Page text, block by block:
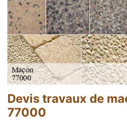
Devis travaux de
77000